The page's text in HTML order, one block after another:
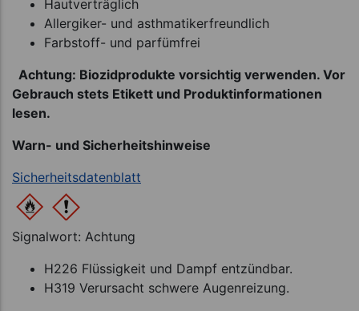
Hautverträglich
Allergiker- und asthmatikerfreundlich
Farbstoff- und parfümfrei
Achtung: Biozidprodukte vorsichtig verwenden. Vor
Gebrauch stets Etikett und Produktinformationen
lesen.
Warn- und Sicherheitshinweise
Sicherheitsdatenblatt
Signalwort: Achtung
H226 Flüssigkeit und Dampf entzündbar.
H319 Verursacht schwere Augenreizung.